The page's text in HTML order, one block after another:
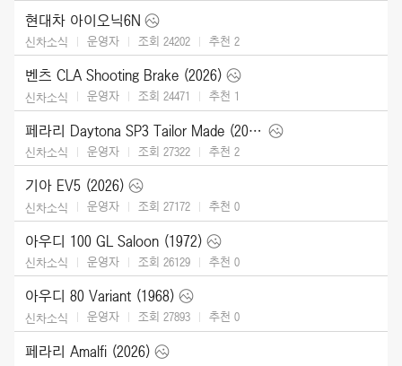
현대차 아이오닉6N
신차소식 운영자 조회 24202 추천 2
벤츠 CLA Shooting Brake (2026)
신차소식 운영자 조회 24471 추천 1
페라리 Daytona SP3 Tailor Made (2025)
신차소식 운영자 조회 27322 추천 2
기아 EV5 (2026)
신차소식 운영자 조회 27172 추천 0
아우디 100 GL Saloon (1972)
신차소식 운영자 조회 26129 추천 0
아우디 80 Variant (1968)
신차소식 운영자 조회 27893 추천 0
페라리 Amalfi (2026)